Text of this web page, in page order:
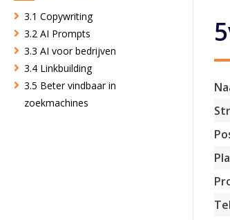
3.1 Copywriting
3.2 AI Prompts
3.3 AI voor bedrijven
3.4 Linkbuilding
3.5 Beter vindbaar in
zoekmachines